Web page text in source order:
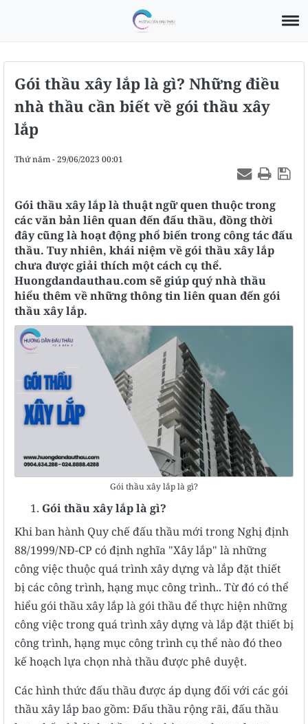
Gói thầu xây lắp là gì? Những điều
nhà thầu cần biết về gói thầu xây
lắp
Thứ năm - 29/06/2023 00:01
Gói thầu xây lắp là thuật ngữ quen thuộc trong
các văn bản liên quan đến đấu thầu, đồng thời
đây cũng là hoạt động phổ biến trong công tác đấu
thầu. Tuy nhiên, khái niệm về gói thầu xây lắp
chưa được giải thích một cách cụ thể.
Huongdandauthau.com sẽ giúp quý nhà thầu
hiểu thêm về những thông tin liên quan đến gói
thầu xây lắp.
Gói thầu xây lắp là gì?
Gói thầu xây lắp là gì?
Khi ban hành Quy chế đấu thầu mới trong Nghị định
88/1999/NĐ-CP có định nghĩa "Xây lắp" là những
công việc thuộc quá trình xây dựng và lắp đặt thiết
bị các công trình, hạng mục công trình.. Từ đó có thể
hiểu gói thầu xây lắp là gói thầu để thực hiện những
công việc trong quá trình xây dựng và lắp đặt thiết bị
công trình, hạng mục công trình cụ thể nào đó theo
kế hoạch lựa chọn nhà thầu được phê duyệt.
Các hình thức đấu thầu được áp dụng đối với các gói
thầu xây lắp bao gồm: Đấu thầu rộng rãi, đấu thầu